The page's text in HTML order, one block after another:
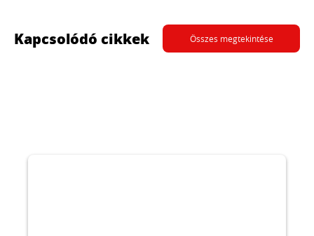
Kapcsolódó cikkek Összes megtekintése